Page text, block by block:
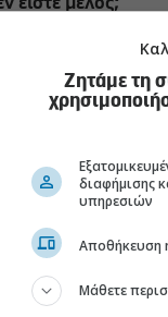
δωρεάν
Προσωπικού
Ζητάμε τη
διαφήμισης
υπηρεσιών
Αποθήκευση
Μάθετε